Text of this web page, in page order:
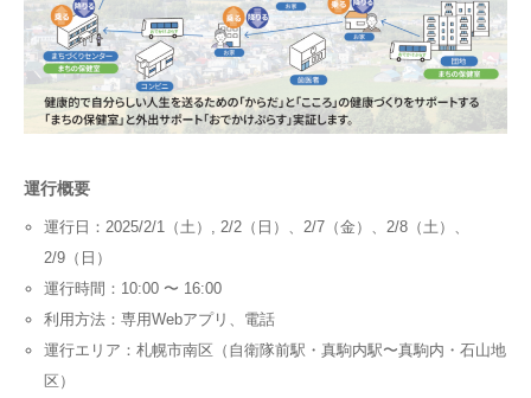
運行概要
運行日：2025/2/1（土）, 2/2（日）、2/7（金）、2/8（土）、
2/9（日）
運行時間：10:00 〜 16:00
利用方法：専用Webアプリ、電話
運行エリア：札幌市南区（自衛隊前駅・真駒内駅〜真駒内・石山地
区）